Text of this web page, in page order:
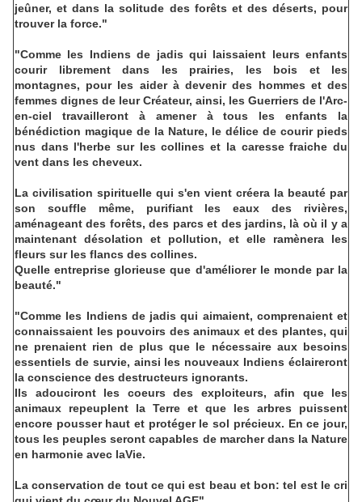
jeûner, et dans la solitude des forêts et des déserts, pour
trouver la force."
"Comme les Indiens de jadis qui laissaient leurs enfants
courir librement dans les prairies, les bois et les
montagnes, pour les aider à devenir des hommes et des
femmes dignes de leur Créateur, ainsi, les Guerriers de l'Arc-
en-ciel travailleront à amener à tous les enfants la
bénédiction magique de la Nature, le délice de courir pieds
nus dans l'herbe sur les collines et la caresse fraiche du
vent dans les cheveux.
La civilisation spirituelle qui s'en vient créera la beauté par
son souffle même, purifiant les eaux des rivières,
aménageant des forêts, des parcs et des jardins, là où il y a
maintenant désolation et pollution, et elle ramènera les
fleurs sur les flancs des collines.
Quelle entreprise glorieuse que d'améliorer le monde par la
beauté."
"Comme les Indiens de jadis qui aimaient, comprenaient et
connaissaient les pouvoirs des animaux et des plantes, qui
ne prenaient rien de plus que le nécessaire aux besoins
essentiels de survie, ainsi les nouveaux Indiens éclaireront
la conscience des destructeurs ignorants.
Ils adouciront les coeurs des exploiteurs, afin que les
animaux repeuplent la Terre et que les arbres puissent
encore pousser haut et protéger le sol précieux. En ce jour,
tous les peuples seront capables de marcher dans la Nature
en harmonie avec laVie.
La conservation de tout ce qui est beau et bon: tel est le cri